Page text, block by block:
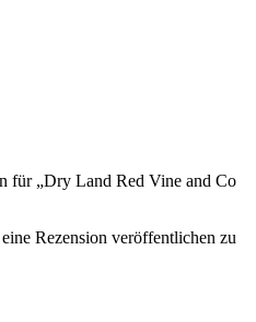
für „Dry Land Red Vine and Co
Rezension veröffentlichen zu